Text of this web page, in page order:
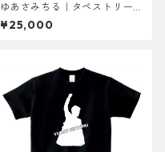
ゆあさみちる｜タペストリー
（B）※サイン・お名前入り
¥25,000